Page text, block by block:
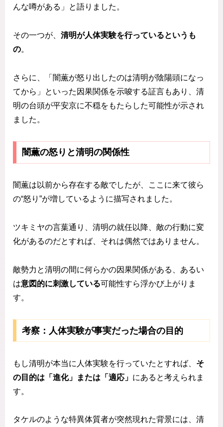
んな噂がある」と語りました。
その一つが、 清明が人体実験を行っているというも
の。
さらに、「闇薫が怒り出したのは清明が陰陽頭になっ
てから」といった因果関係を示唆する証言もあり、清
明の台頭が平安京に不穏をもたらした可能性が示され
ました。
闇薫の怒りと清明の関係性
闇薫は以前から存在する敵でしたが、ここに来て彼ら
の“怒り”が増しているように描写されました。
ツキミヤの言葉通り、清明の就任以降、敵の行動に変
化があるのだとすれば、それは偶然ではありません。
敵勢力と清明の間に何らかの因果関係がある、あるい
は意図的に刺激している可能性すら浮かび上がりま
す。
考察：人体実験が事実だった場合の目的
もし清明が本当に人体実験を行っていたとすれば、 そ
の目的は「進化」または「適応」 にあると考えられま
す。
タケルのような特異体質者が突然現れた背景には、清